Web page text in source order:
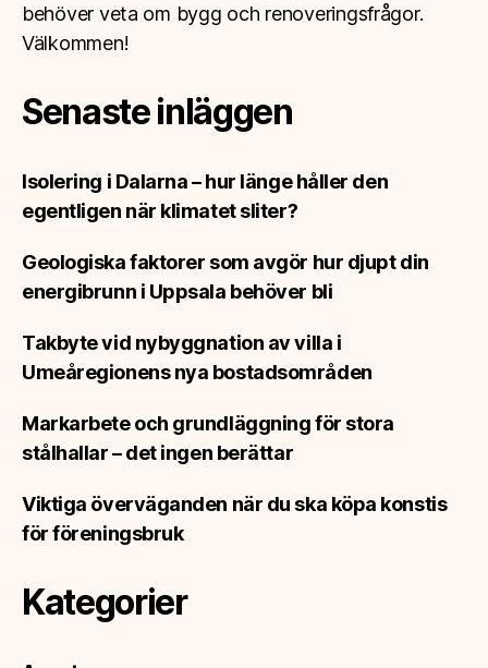
behöver veta om bygg och renoveringsfrågor.
Välkommen!
Senaste inläggen
Isolering i Dalarna – hur länge håller den
egentligen när klimatet sliter?
Geologiska faktorer som avgör hur djupt din
energibrunn i Uppsala behöver bli
Takbyte vid nybyggnation av villa i
Umeåregionens nya bostadsområden
Markarbete och grundläggning för stora
stålhallar – det ingen berättar
Viktiga överväganden när du ska köpa konstis
för föreningsbruk
Kategorier